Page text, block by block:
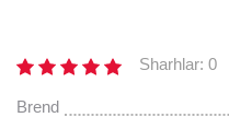
Sharhlar: 0
Brend